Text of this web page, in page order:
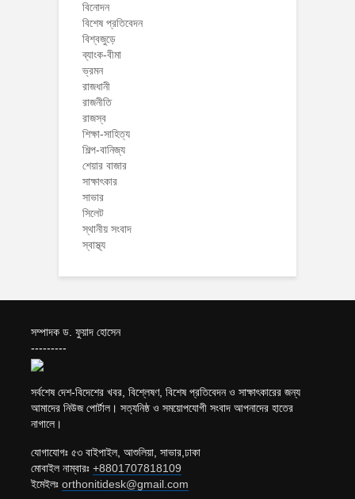
বিনোদন
বিশেষ প্রতিবেদন
বিশ্বজুড়ে
ব্যাংক-বীমা
ভ্রমন
রাজধানী
রাজনীতি
রাজস্ব
শিক্ষা-সাহিত্য
শিল্প-বানিজ্য
শেয়ার বাজার
সাক্ষাৎকার
সাভার
সিলেট
স্থানীয় সংবাদ
স্বাস্থ্য
সম্পাদক ড. ফুয়াদ হোসেন
---------
সর্বশেষ দেশ-বিদেশের খবর, বিশ্লেষণ, বিশেষ প্রতিবেদন ও সাক্ষাৎকারের জন্য
আমাদের নিউজ পোর্টাল। সত্যনিষ্ঠ ও সময়োপযোগী সংবাদ আপনাদের হাতের
নাগালে।
যোগাযোগঃ ৫৩ বাইপাইল, আশুলিয়া, সাভার,ঢাকা
মোবাইল নাম্বারঃ +8801707818109
ইমেইলঃ orthonitidesk@gmail.com